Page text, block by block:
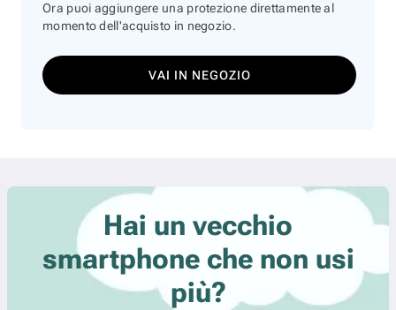
Ora puoi aggiungere una protezione direttamente al
momento dell'acquisto in negozio.
VAI IN NEGOZIO
Hai un vecchio
smartphone che non usi
più?